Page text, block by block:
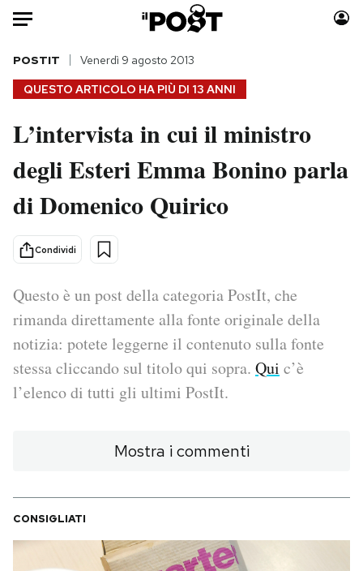
Auto
HOME
Italia
Politica
Tecnologia
Scienza
Economia
Sport
Moda
Consumismi
Storie/Idee
Altrecose
Mondiali calcio 2026
PODCAST
NEWSLETTER
I MIEI PREFERITI
QUESTO ARTICOLO HA PIÙ DI 13 ANNI
POSTIT Venerdì 9 agosto 2013
L’intervista in cui il ministro
degli Esteri Emma Bonino parla
di Domenico Quirico
Condividi
Questo è un post della categoria PostIt, che
rimanda direttamente alla fonte originale della
notizia: potete leggerne il contenuto sulla fonte
stessa cliccando sul titolo qui sopra. Qui c’è
l’elenco di tutti gli ultimi PostIt.
Mostra i commenti
CONSIGLIATI